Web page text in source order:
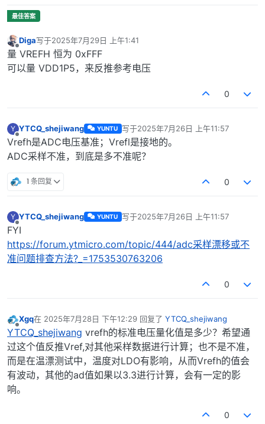
离线
Diga写于2025年7月29日 上午1:41
最后由 编辑
量 VREFH 恒为 0xFFF
可以量 VDD1P5，来反推参考电压
0
Y
离线
YTCQ_shejiwang YUNTU 写于2025年7月26日 上午11:57
最后由 编辑
Vrefh是ADC电压基准；Vrefl是接地的。
ADC采样不准，到底是多不准呢？
1 条回复 0
Y
离线
YTCQ_shejiwang YUNTU 写于2025年7月26日 上午11:57
最后由 编辑
FYI
https://forum.ytmicro.com/topic/444/adc采样漂移或不
准问题排查方法?_=1753530763206
0
离线
Xgq在 2025年7月28日 下午12:29 回复了 YTCQ_shejiwang
最后由 编辑
YTCQ_shejiwang vrefh的标准电压量化值是多少？希望通
过这个值反推Vref,对其他采样数据进行计算；也不是不准，
而是在温漂测试中，温度对LDO有影响，从而Vrefh的值会
有波动，其他的ad值如果以3.3进行计算，会有一定的影
响。
0